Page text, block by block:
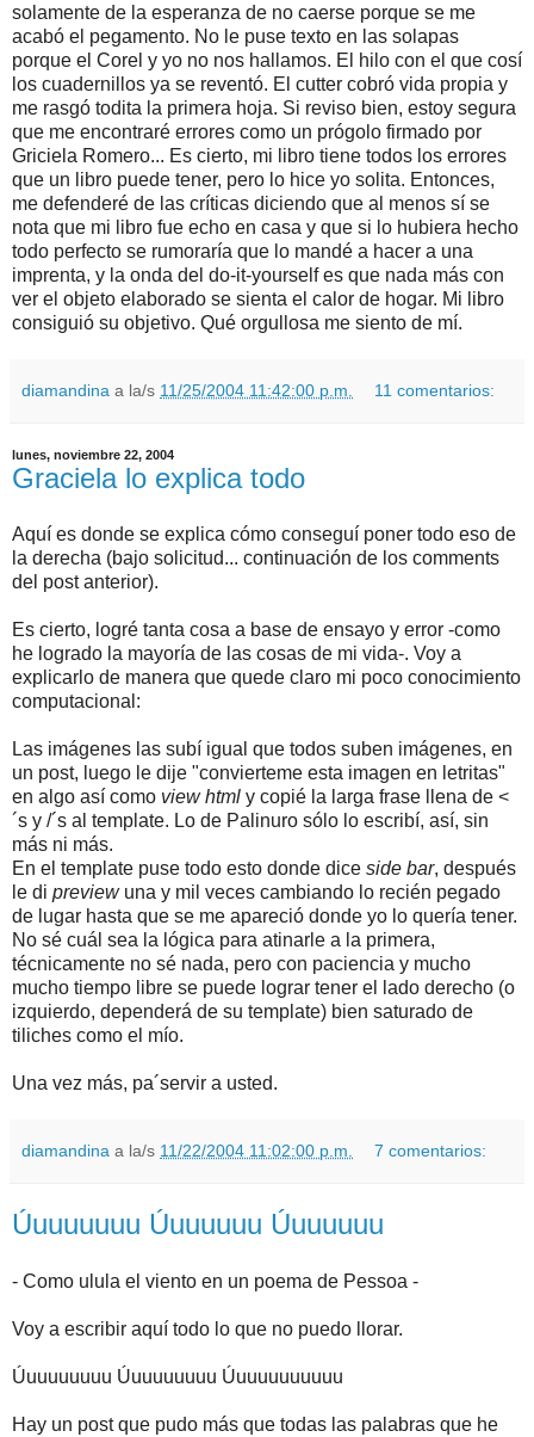
solamente de la esperanza de no caerse porque se me
acabó el pegamento. No le puse texto en las solapas
porque el Corel y yo no nos hallamos. El hilo con el que cosí
los cuadernillos ya se reventó. El cutter cobró vida propia y
me rasgó todita la primera hoja. Si reviso bien, estoy segura
que me encontraré errores como un prógolo firmado por
Griciela Romero... Es cierto, mi libro tiene todos los errores
que un libro puede tener, pero lo hice yo solita. Entonces,
me defenderé de las críticas diciendo que al menos sí se
nota que mi libro fue echo en casa y que si lo hubiera hecho
todo perfecto se rumoraría que lo mandé a hacer a una
imprenta, y la onda del do-it-yourself es que nada más con
ver el objeto elaborado se sienta el calor de hogar. Mi libro
consiguió su objetivo. Qué orgullosa me siento de mí.
diamandina a la/s 11/25/2004 11:42:00 p.m. 11 comentarios:
lunes, noviembre 22, 2004
Graciela lo explica todo
Aquí es donde se explica cómo conseguí poner todo eso de
la derecha (bajo solicitud... continuación de los comments
del post anterior).
Es cierto, logré tanta cosa a base de ensayo y error -como
he logrado la mayoría de las cosas de mi vida-. Voy a
explicarlo de manera que quede claro mi poco conocimiento
computacional:
Las imágenes las subí igual que todos suben imágenes, en
un post, luego le dije "convierteme esta imagen en letritas"
en algo así como view html y copié la larga frase llena de <
´s y /´s al template. Lo de Palinuro sólo lo escribí, así, sin
más ni más.
En el template puse todo esto donde dice side bar, después
le di previewuna y mil veces cambiando lo recién pegado
de lugar hasta que se me apareció donde yo lo quería tener.
No sé cuál sea la lógica para atinarle a la primera,
técnicamente no sé nada, pero con paciencia y mucho
mucho tiempo libre se puede lograr tener el lado derecho (o
izquierdo, dependerá de su template) bien saturado de
tiliches como el mío.
Una vez más, pa´servir a usted.
diamandina a la/s 11/22/2004 11:02:00 p.m. 7 comentarios:
Úuuuuuuu Úuuuuuu Úuuuuuu
- Como ulula el viento en un poema de Pessoa -
Voy a escribir aquí todo lo que no puedo llorar.
Úuuuuuuuu Úuuuuuuuu Úuuuuuuuuuu
Hay un post que pudo más que todas las palabras que he